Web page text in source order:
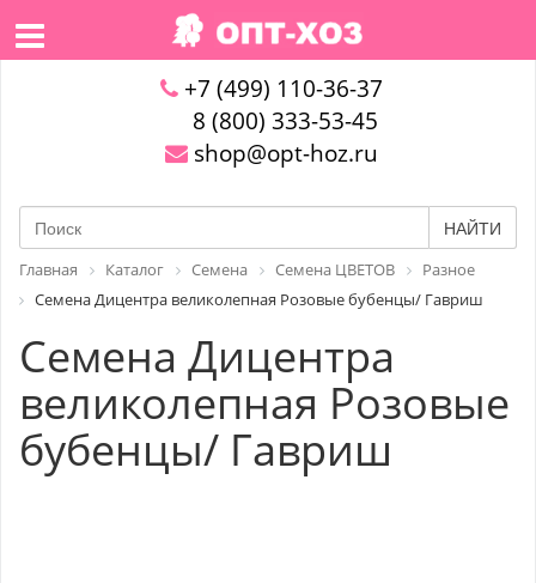
+7 (499) 110-36-37
8 (800) 333-53-45
shop@opt-hoz.ru
НАЙТИ
Главная Каталог Семена Семена ЦВЕТОВ
Разное
Семена Дицентра великолепная Розовые бубенцы/ Гавриш
Семена Дицентра
великолепная Розовые
бубенцы/ Гавриш